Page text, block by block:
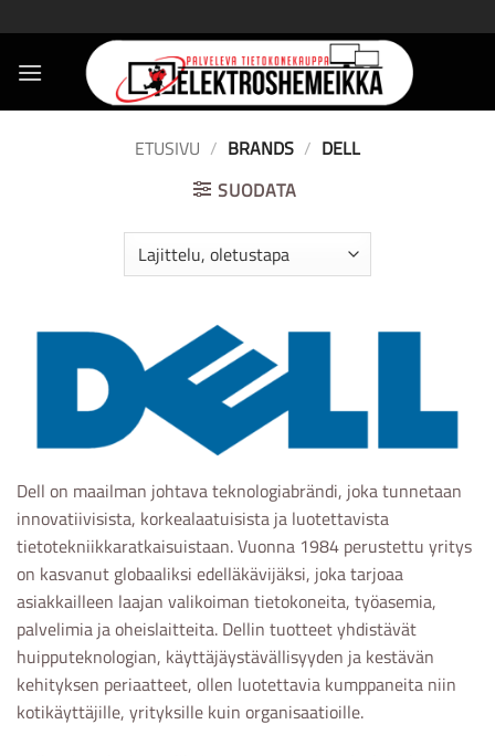
to
content
ETUSIVU / BRANDS / DELL
SUODATA
Dell on maailman johtava teknologiabrändi, joka tunnetaan
innovatiivisista, korkealaatuisista ja luotettavista
tietotekniikkaratkaisuistaan. Vuonna 1984 perustettu yritys
on kasvanut globaaliksi edelläkävijäksi, joka tarjoaa
asiakkailleen laajan valikoiman tietokoneita, työasemia,
palvelimia ja oheislaitteita. Dellin tuotteet yhdistävät
huipputeknologian, käyttäjäystävällisyyden ja kestävän
kehityksen periaatteet, ollen luotettavia kumppaneita niin
kotikäyttäjille, yrityksille kuin organisaatioille.